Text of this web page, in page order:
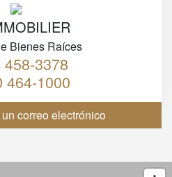
Bienes Raíces
458-3378
464-1000
correo electrónico